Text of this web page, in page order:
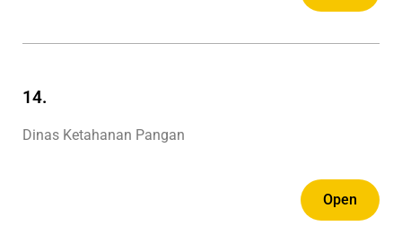
14.
Dinas Ketahanan Pangan
Open